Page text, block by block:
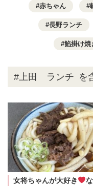
赤ちゃん
長野ランチ
餡掛け焼
#上田 ランチ を
女将ちゃんが大好き